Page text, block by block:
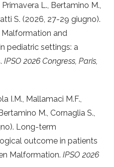
Primavera L., Bertamino M.,
S. (2026, 27-29 giugno).
Malformation and
pediatric settings: a
IPSO 2026 Congress, Paris,
I.M., Mallamaci M.F.,
M., Cornaglia S.,
Long-term
outcome in patients
Malformation. IPSO 2026